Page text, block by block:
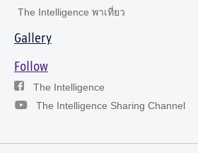
The Intelligence พาเที่ยว
Gallery
Follow
The Intelligence
The Intelligence Sharing Channel